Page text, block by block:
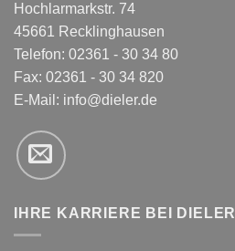
Hochlarmarkstr. 74
45661 Recklinghausen
Telefon: 02361 - 30 34 80
Fax: 02361 - 30 34 820
E-Mail: info@dieler.de
IHRE KARRIERE BEI DIELER